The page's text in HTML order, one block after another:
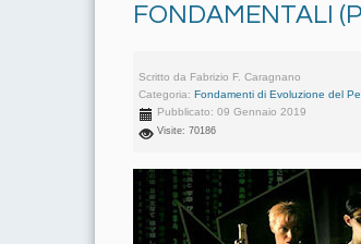
FONDAMENTALI
Scritto da Fabrizio F. Caragnano
Categoria: Fondamenti di Evoluzione del
Pubblicato: 09 Gennaio 2019
Visite: 70186